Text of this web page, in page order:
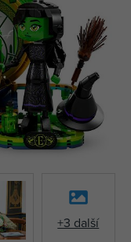
+3 další